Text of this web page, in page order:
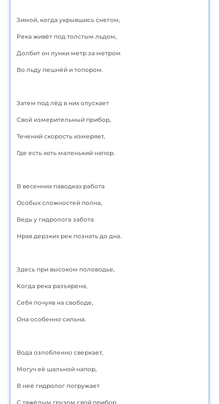
Зимой, когда укрывшись снегом,
Река живёт под толстым льдом,
Долбит он лунки метр за метром
Во льду пешнёй и топором.
Затем под лёд в них опускает
Свой измерительный прибор,
Течений скорость измеряет,
Где есть хоть маленький напор.
В весенних паводках работа
Особых сложностей полна,
Ведь у гидролога забота
Нрав дерзких рек познать до дна.
Здесь при высоком половодье,
Когда река разъярена,
Себя почуяв на свободе,
Она особенно сильна.
Вода озлобленно сверкает,
Могуч её шальной напор,
В неё гидролог погружает
С тяжёлым грузом свой прибор.